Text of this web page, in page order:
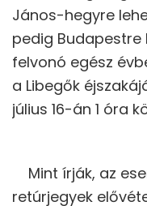
János-hegyre
pedig Budapestre
felvonó egész
a Libegők
július 16-án 1 óra
Mint írják, az
retúrjegyek